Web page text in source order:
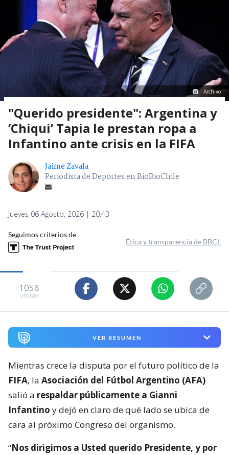
Archivo
"Querido presidente": Argentina y
’Chiqui’ Tapia le prestan ropa a
Infantino ante crisis en la FIFA
Jaime Zavala
Periodista de Deportes en BioBioChile
Jueves 06 Agosto, 2026 | 20:43
Seguimos criterios de
Ética y transparencia de BBCL
1058
visitas
VER RESUMEN
Mientras crece la disputa por el futuro político de la
FIFA, la Asociación del Fútbol Argentino (AFA)
salió a respaldar públicamente a Gianni
Infantino y dejó en claro de qué lado se ubica de
cara al próximo Congreso del organismo.
“Nos dirigimos a Usted querido Presidente, y por